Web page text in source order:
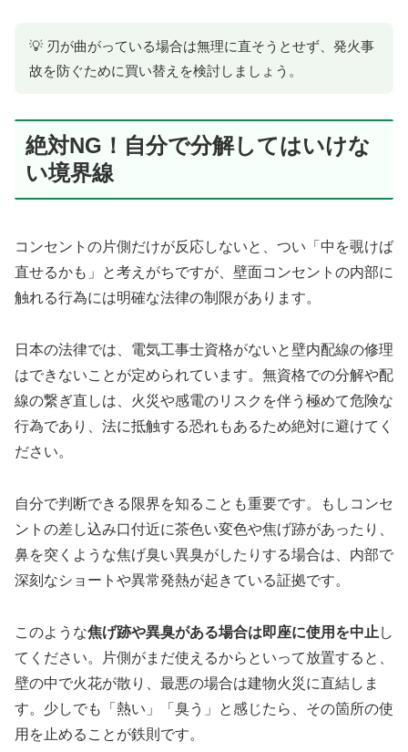
💡 刃が曲がっている場合は無理に直そうとせず、発火事
故を防ぐために買い替えを検討しましょう。
絶対NG！自分で分解してはいけな
い境界線
コンセントの片側だけが反応しないと、つい「中を覗けば
直せるかも」と考えがちですが、壁面コンセントの内部に
触れる行為には明確な法律の制限があります。
日本の法律では、電気工事士資格がないと壁内配線の修理
はできないことが定められています。無資格での分解や配
線の繋ぎ直しは、火災や感電のリスクを伴う極めて危険な
行為であり、法に抵触する恐れもあるため絶対に避けてく
ださい。
自分で判断できる限界を知ることも重要です。もしコンセ
ントの差し込み口付近に茶色い変色や焦げ跡があったり、
鼻を突くような焦げ臭い異臭がしたりする場合は、内部で
深刻なショートや異常発熱が起きている証拠です。
このような焦げ跡や異臭がある場合は即座に使用を中止 し
てください。片側がまだ使えるからといって放置すると、
壁の中で火花が散り、最悪の場合は建物火災に直結しま
す。少しでも「熱い」「臭う」と感じたら、その箇所の使
用を止めることが鉄則です。